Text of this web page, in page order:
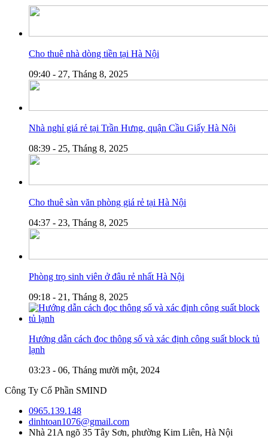
Cho thuê nhà dòng tiền tại Hà Nội
09:40 - 27, Tháng 8, 2025
Nhà nghỉ giá rẻ tại Trần Hưng, quận Cầu Giấy Hà Nội
08:39 - 25, Tháng 8, 2025
Cho thuê sàn văn phòng giá rẻ tại Hà Nội
04:37 - 23, Tháng 8, 2025
Phòng trọ sinh viên ở đâu rẻ nhất Hà Nội
09:18 - 21, Tháng 8, 2025
Hướng dẫn cách đọc thông số và xác định công suất block tủ
lạnh
03:23 - 06, Tháng mười một, 2024
Công Ty Cổ Phần SMIND
0965.139.148
dinhtoan1076@gmail.com
Nhà 21A ngõ 35 Tây Sơn, phường Kim Liên, Hà Nội